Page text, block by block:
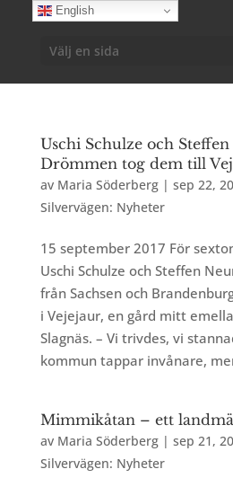
Välj en sida
Uschi Schulze och
Drömmen tog dem till
av Maria Söderberg| sep 22,
Silvervägen: Nyheter
15 september 2017 För
Uschi Schulze och Steffen
från Sachsen och
i Vejejaur, en gård mitt
Slagnäs. – Vi trivdes, vi
kommun tappar invånare,
Mimmikåtan – ett
av Maria Söderberg| sep 21,
Silvervägen: Nyheter
English